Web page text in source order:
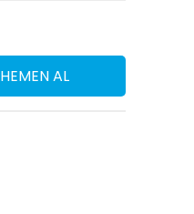
HEMEN AL